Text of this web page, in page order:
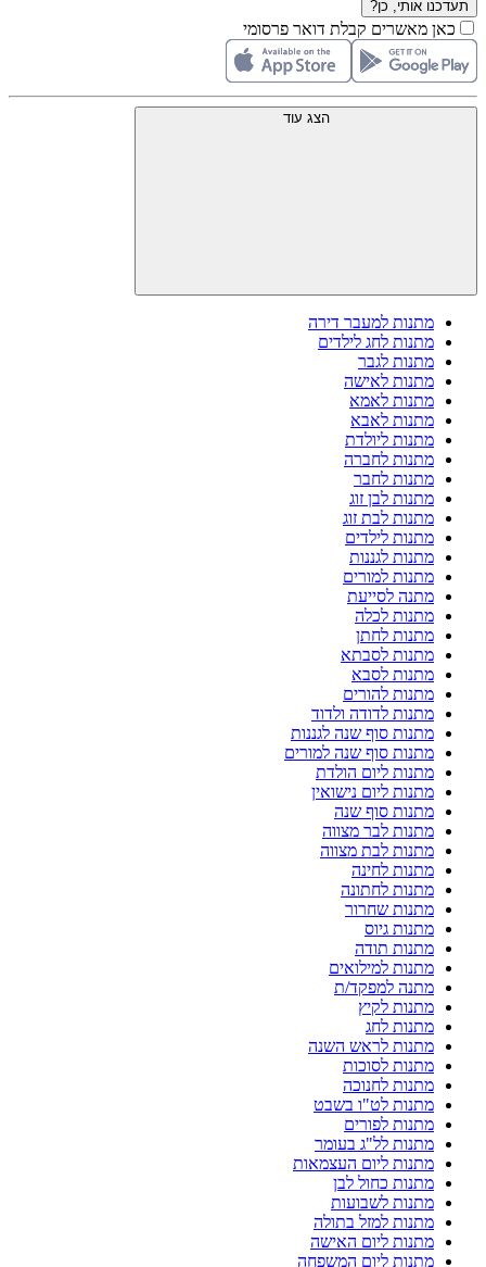
תעדכנו אותי, כן?
כאן מאשרים קבלת דואר פרסומי
הצג עוד
מתנות למעבר דירה
מתנות לחג לילדים
מתנות לגבר
מתנות לאישה
מתנות לאמא
מתנות לאבא
מתנות ליולדת
מתנות לחברה
מתנות לחבר
מתנות לבן זוג
מתנות לבת זוג
מתנות לילדים
מתנות לגננות
מתנות למורים
מתנה לסייעת
מתנות לכלה
מתנות לחתן
מתנות לסבתא
מתנות לסבא
מתנות להורים
מתנות לדודה ולדוד
מתנות סוף שנה לגננות
מתנות סוף שנה למורים
מתנות ליום הולדת
מתנות ליום נישואין
מתנות סוף שנה
מתנות לבר מצווה
מתנות לבת מצווה
מתנות לחינה
מתנות לחתונה
מתנות שחרור
מתנות גיוס
מתנות תודה
מתנות למילואים
מתנה למפקד/ת
מתנות לקיץ
מתנות לחג
מתנות לראש השנה
מתנות לסוכות
מתנות לחנוכה
מתנות לט"ו בשבט
מתנות לפורים
מתנות לל"ג בעומר
מתנות ליום העצמאות
מתנות כחול לבן
מתנות לשבועות
מתנות למזל בתולה
מתנות ליום האישה
מתנות ליום המשפחה